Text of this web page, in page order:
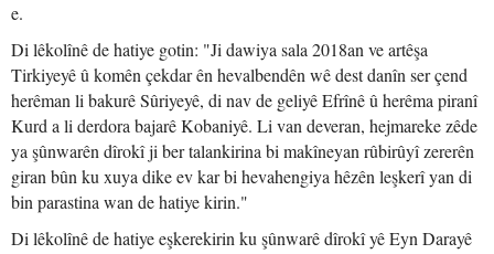
e.
Di lêkolînê de hatiye gotin: "Ji dawiya sala 2018an ve artêşa
Tirkiyeyê û komên çekdar ên hevalbendên wê dest danîn ser çend
herêman li bakurê Sûriyeyê, di nav de geliyê Efrînê û herêma piranî
Kurd a li derdora bajarê Kobaniyê. Li van deveran, hejmareke zêde
ya şûnwarên dîrokî ji ber talankirina bi makîneyan rûbirûyî zererên
giran bûn ku xuya dike ev kar bi hevahengiya hêzên leşkerî yan di
bin parastina wan de hatiye kirin."
Di lêkolînê de hatiye eşkerekirin ku şûnwarê dîrokî yê Eyn Darayê